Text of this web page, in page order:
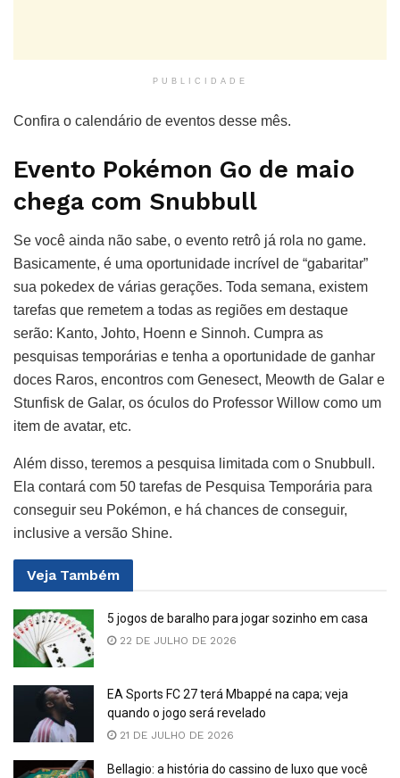
PUBLICIDADE
Confira o calendário de eventos desse mês.
Evento Pokémon Go de maio
chega com Snubbull
Se você ainda não sabe, o evento retrô já rola no game.
Basicamente, é uma oportunidade incrível de “gabaritar”
sua pokedex de várias gerações. Toda semana, existem
tarefas que remetem a todas as regiões em destaque
serão: Kanto, Johto, Hoenn e Sinnoh. Cumpra as
pesquisas temporárias e tenha a oportunidade de ganhar
doces Raros, encontros com Genesect, Meowth de Galar e
Stunfisk de Galar, os óculos do Professor Willow como um
item de avatar, etc.
Além disso, teremos a pesquisa limitada com o Snubbull.
Ela contará com 50 tarefas de Pesquisa Temporária para
conseguir seu Pokémon, e há chances de conseguir,
inclusive a versão Shine.
Veja Também
5 jogos de baralho para jogar sozinho em casa
22 DE JULHO DE 2026
EA Sports FC 27 terá Mbappé na capa; veja
quando o jogo será revelado
21 DE JULHO DE 2026
Bellagio: a história do cassino de luxo que você